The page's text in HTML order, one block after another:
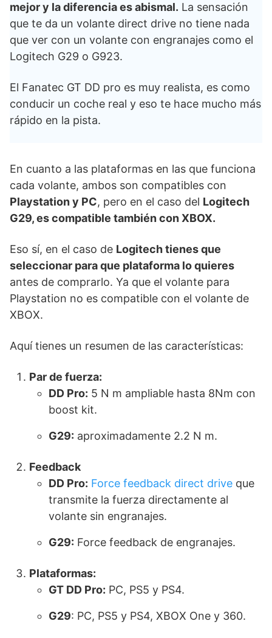
mejor y la diferencia es abismal. La sensación
que te da un volante direct drive no tiene nada
que ver con un volante con engranajes como el
Logitech G29 o G923.
El Fanatec GT DD pro es muy realista, es como
conducir un coche real y eso te hace mucho más
rápido en la pista.
En cuanto a las plataformas en las que funciona
cada volante, ambos son compatibles con
Playstation y PC, pero en el caso del Logitech
G29, es compatible también con XBOX.
Eso sí, en el caso de Logitech tienes que
seleccionar para que plataforma lo quieres
antes de comprarlo. Ya que el volante para
Playstation no es compatible con el volante de
XBOX.
Aquí tienes un resumen de las características:
Par de fuerza:
DD Pro: 5 N m ampliable hasta 8Nm con
boost kit.
G29: aproximadamente 2.2 N m.
Feedback
DD Pro: Force feedback direct drive que
transmite la fuerza directamente al
volante sin engranajes.
G29: Force feedback de engranajes.
Plataformas:
GT DD Pro: PC, PS5 y PS4.
G29: PC, PS5 y PS4, XBOX One y 360.